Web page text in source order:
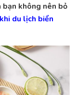
bạn không nên bỏ
du lịch biển